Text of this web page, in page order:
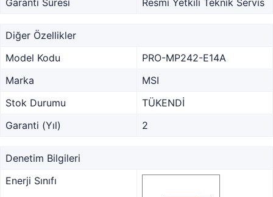
Garanti Süresi
Resmi Yetkili Teknik Servis
Diğer Özellikler
Model Kodu
PRO-MP242-E14A
Marka
MSI
Stok Durumu
TÜKENDİ
Garanti (Yıl)
2
Denetim Bilgileri
Enerji Sınıfı